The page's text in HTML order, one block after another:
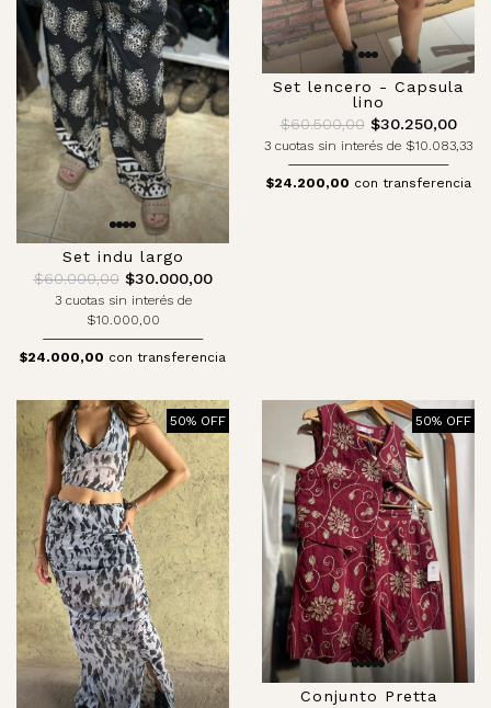
Set indu largo
$60.000,00$30.000,00
3 cuotas sin interés de
$10.000,00
$24.000,00 con transferencia
Set lencero - Capsula
lino
$60.500,00$30.250,00
3 cuotas sin interés de $10.083,33
$24.200,00 con transferencia
50% OFF 50% OFF
Conjunto Pretta